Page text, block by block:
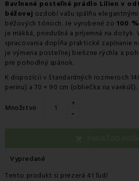
Bavlnené posteľné prádlo Lilien v
béžovej ozdobí vašu spálňu
béžových tónoch. Je vyrobené zo100
je mäkká, priedušná a príjemná na dotyk.
spracovania dopĺňa praktické zapínanie
je výmena posteľnej bielizne rýchla a
pre pohodlný spánok.
K dispozícii v štandardných rozmeroch
perinu) a 70 × 90 cm (obliečka na vankúš).
Množstvo +
-
Vypredané
Tento produkt si prezerá 41 ľudí